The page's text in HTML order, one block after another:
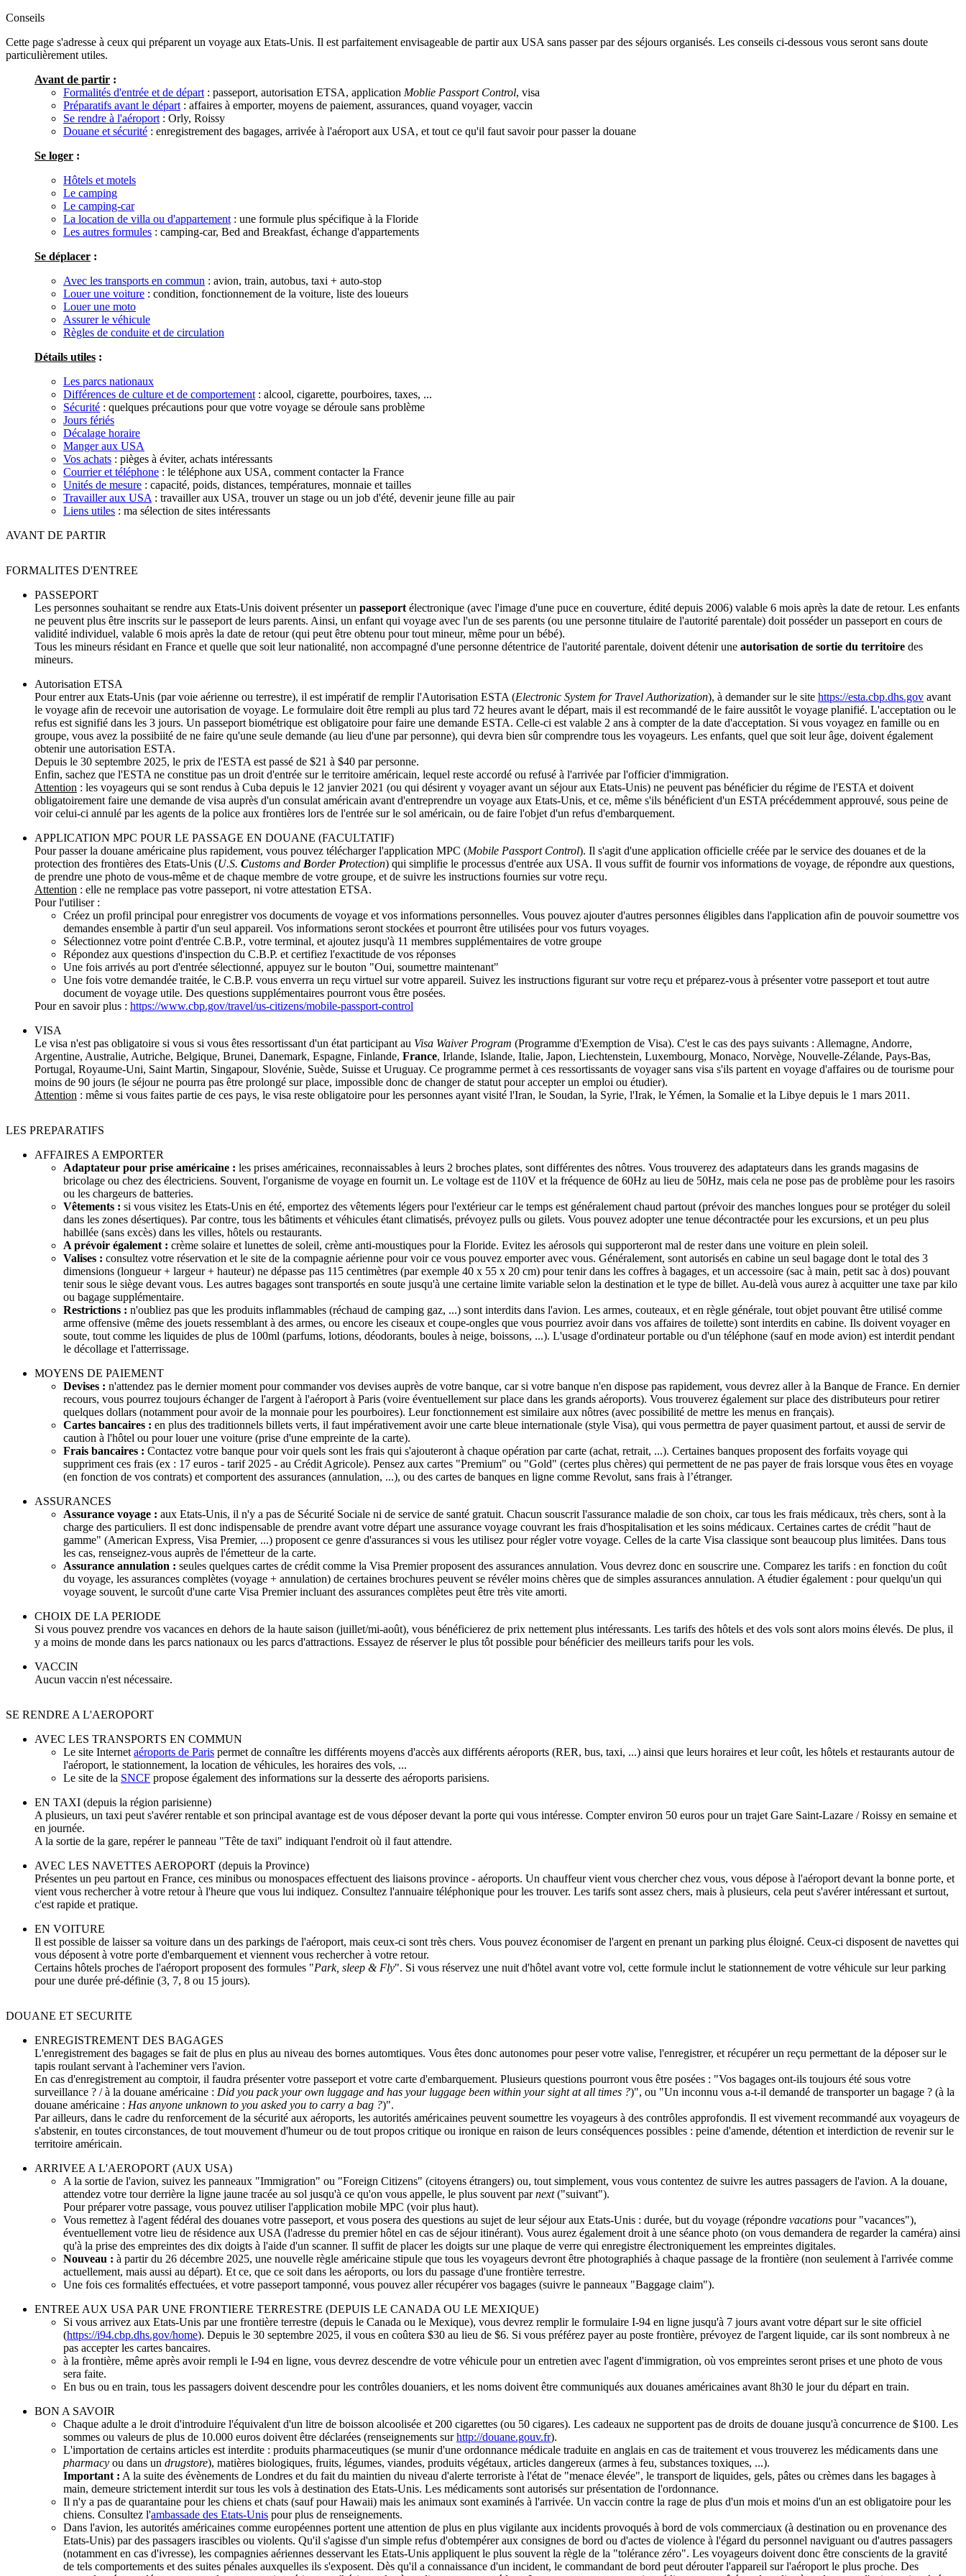
Conseils
Cette page s'adresse à ceux qui préparent un voyage aux Etats-Unis. Il est parfaitement envisageable de partir aux USA sans passer par des séjours organisés. Les conseils ci-dessous vous seront sans doute
particulièrement utiles.
Avant de partir :
Formalités d'entrée et de départ : passeport, autorisation ETSA, application Moblie Passport Control, visa
Préparatifs avant le départ : affaires à emporter, moyens de paiement, assurances, quand voyager, vaccin
Se rendre à l'aéroport : Orly, Roissy
Douane et sécurité : enregistrement des bagages, arrivée à l'aéroport aux USA, et tout ce qu'il faut savoir pour passer la douane
Se loger :
Hôtels et motels
Le camping
Le camping-car
La location de villa ou d'appartement : une formule plus spécifique à la Floride
Les autres formules : camping-car, Bed and Breakfast, échange d'appartements
Se déplacer :
Avec les transports en commun : avion, train, autobus, taxi + auto-stop
Louer une voiture : condition, fonctionnement de la voiture, liste des loueurs
Louer une moto
Assurer le véhicule
Règles de conduite et de circulation
Détails utiles :
Les parcs nationaux
Différences de culture et de comportement : alcool, cigarette, pourboires, taxes, ...
Sécurité : quelques précautions pour que votre voyage se déroule sans problème
Jours fériés
Décalage horaire
Manger aux USA
Vos achats : pièges à éviter, achats intéressants
Courrier et téléphone : le téléphone aux USA, comment contacter la France
Unités de mesure : capacité, poids, distances, températures, monnaie et tailles
Travailler aux USA : travailler aux USA, trouver un stage ou un job d'été, devenir jeune fille au pair
Liens utiles : ma sélection de sites intéressants
AVANT DE PARTIR
FORMALITES D'ENTREE
PASSEPORT
Les personnes souhaitant se rendre aux Etats-Unis doivent présenter un passeport électronique (avec l'image d'une puce en couverture, édité depuis 2006) valable 6 mois après la date de retour. Les enfants
ne peuvent plus être inscrits sur le passeport de leurs parents. Ainsi, un enfant qui voyage avec l'un de ses parents (ou une personne titulaire de l'autorité parentale) doit posséder un passeport en cours de
validité individuel, valable 6 mois après la date de retour (qui peut être obtenu pour tout mineur, même pour un bébé).
Tous les mineurs résidant en France et quelle que soit leur nationalité, non accompagné d'une personne détentrice de l'autorité parentale, doivent détenir une autorisation de sortie du territoire des
mineurs.
Autorisation ETSA
Pour entrer aux Etats-Unis (par voie aérienne ou terrestre), il est impératif de remplir l'Autorisation ESTA (Electronic System for Travel Authorization), à demander sur le site https://esta.cbp.dhs.gov avant
le voyage afin de recevoir une autorisation de voyage. Le formulaire doit être rempli au plus tard 72 heures avant le départ, mais il est recommandé de le faire aussitôt le voyage planifié. L'acceptation ou le
refus est signifié dans les 3 jours. Un passeport biométrique est obligatoire pour faire une demande ESTA. Celle-ci est valable 2 ans à compter de la date d'acceptation. Si vous voyagez en famille ou en
groupe, vous avez la possibiité de ne faire qu'une seule demande (au lieu d'une par personne), qui devra bien sûr comprendre tous les voyageurs. Les enfants, quel que soit leur âge, doivent également
obtenir une autorisation ESTA.
Depuis le 30 septembre 2025, le prix de l'ESTA est passé de $21 à $40 par personne.
Enfin, sachez que l'ESTA ne constitue pas un droit d'entrée sur le territoire américain, lequel reste accordé ou refusé à l'arrivée par l'officier d'immigration.
Attention : les voyageurs qui se sont rendus à Cuba depuis le 12 janvier 2021 (ou qui désirent y voyager avant un séjour aux Etats-Unis) ne peuvent pas bénéficier du régime de l'ESTA et doivent
obligatoirement faire une demande de visa auprès d'un consulat américain avant d'entreprendre un voyage aux Etats-Unis, et ce, même s'ils bénéficient d'un ESTA précédemment approuvé, sous peine de
voir celui-ci annulé par les agents de la police aux frontières lors de l'entrée sur le sol américain, ou de faire l'objet d'un refus d'embarquement.
APPLICATION MPC POUR LE PASSAGE EN DOUANE (FACULTATIF)
Pour passer la douane américaine plus rapidement, vous pouvez télécharger l'application MPC (Mobile Passport Control). Il s'agit d'une application officielle créée par le service des douanes et de la
protection des frontières des Etats-Unis (U.S. Customs and Border Protection) qui simplifie le processus d'entrée aux USA. Il vous suffit de fournir vos informations de voyage, de répondre aux questions,
de prendre une photo de vous-même et de chaque membre de votre groupe, et de suivre les instructions fournies sur votre reçu.
Attention : elle ne remplace pas votre passeport, ni votre attestation ETSA.
Pour l'utiliser :
Créez un profil principal pour enregistrer vos documents de voyage et vos informations personnelles. Vous pouvez ajouter d'autres personnes éligibles dans l'application afin de pouvoir soumettre vos
demandes ensemble à partir d'un seul appareil. Vos informations seront stockées et pourront être utilisées pour vos futurs voyages.
Sélectionnez votre point d'entrée C.B.P., votre terminal, et ajoutez jusqu'à 11 membres supplémentaires de votre groupe
Répondez aux questions d'inspection du C.B.P. et certifiez l'exactitude de vos réponses
Une fois arrivés au port d'entrée sélectionné, appuyez sur le bouton "Oui, soumettre maintenant"
Une fois votre demandée traitée, le C.B.P. vous enverra un reçu virtuel sur votre appareil. Suivez les instructions figurant sur votre reçu et préparez-vous à présenter votre passeport et tout autre
document de voyage utile. Des questions supplémentaires pourront vous être posées.
Pour en savoir plus : https://www.cbp.gov/travel/us-citizens/mobile-passport-control
VISA
Le visa n'est pas obligatoire si vous si vous êtes ressortissant d'un état participant au Visa Waiver Program (Programme d'Exemption de Visa). C'est le cas des pays suivants : Allemagne, Andorre,
Argentine, Australie, Autriche, Belgique, Brunei, Danemark, Espagne, Finlande, France, Irlande, Islande, Italie, Japon, Liechtenstein, Luxembourg, Monaco, Norvège, Nouvelle-Zélande, Pays-Bas,
Portugal, Royaume-Uni, Saint Martin, Singapour, Slovénie, Suède, Suisse et Uruguay. Ce programme permet à ces ressortissants de voyager sans visa s'ils partent en voyage d'affaires ou de tourisme pour
moins de 90 jours (le séjour ne pourra pas être prolongé sur place, impossible donc de changer de statut pour accepter un emploi ou étudier).
Attention : même si vous faites partie de ces pays, le visa reste obligatoire pour les personnes ayant visité l'Iran, le Soudan, la Syrie, l'Irak, le Yémen, la Somalie et la Libye depuis le 1 mars 2011.
LES PREPARATIFS
AFFAIRES A EMPORTER
Adaptateur pour prise américaine : les prises américaines, reconnaissables à leurs 2 broches plates, sont différentes des nôtres. Vous trouverez des adaptateurs dans les grands magasins de
bricolage ou chez des électriciens. Souvent, l'organisme de voyage en fournit un. Le voltage est de 110V et la fréquence de 60Hz au lieu de 50Hz, mais cela ne pose pas de problème pour les rasoirs
ou les chargeurs de batteries.
Vêtements : si vous visitez les Etats-Unis en été, emportez des vêtements légers pour l'extérieur car le temps est généralement chaud partout (prévoir des manches longues pour se protéger du soleil
dans les zones désertiques). Par contre, tous les bâtiments et véhicules étant climatisés, prévoyez pulls ou gilets. Vous pouvez adopter une tenue décontractée pour les excursions, et un peu plus
habillée (sans excès) dans les villes, hôtels ou restaurants.
A prévoir également : crème solaire et lunettes de soleil, crème anti-moustiques pour la Floride. Evitez les aérosols qui supporteront mal de rester dans une voiture en plein soleil.
Valises : consultez votre réservation et le site de la compagnie aérienne pour voir ce vous pouvez emporter avec vous. Généralement, sont autorisés en cabine un seul bagage dont le total des 3
dimensions (longueur + largeur + hauteur) ne dépasse pas 115 centimètres (par exemple 40 x 55 x 20 cm) pour tenir dans les coffres à bagages, et un accessoire (sac à main, petit sac à dos) pouvant
tenir sous le siège devant vous. Les autres bagages sont transportés en soute jusqu'à une certaine limite variable selon la destination et le type de billet. Au-delà vous aurez à acquitter une taxe par kilo
ou bagage supplémentaire.
Restrictions : n'oubliez pas que les produits inflammables (réchaud de camping gaz, ...) sont interdits dans l'avion. Les armes, couteaux, et en règle générale, tout objet pouvant être utilisé comme
arme offensive (même des jouets ressemblant à des armes, ou encore les ciseaux et coupe-ongles que vous pourriez avoir dans vos affaires de toilette) sont interdits en cabine. Ils doivent voyager en
soute, tout comme les liquides de plus de 100ml (parfums, lotions, déodorants, boules à neige, boissons, ...). L'usage d'ordinateur portable ou d'un téléphone (sauf en mode avion) est interdit pendant
le décollage et l'atterrissage.
MOYENS DE PAIEMENT
Devises : n'attendez pas le dernier moment pour commander vos devises auprès de votre banque, car si votre banque n'en dispose pas rapidement, vous devrez aller à la Banque de France. En dernier
recours, vous pourrez toujours échanger de l'argent à l'aéroport à Paris (voire éventuellement sur place dans les grands aéroports). Vous trouverez également sur place des distributeurs pour retirer
quelques dollars (notamment pour avoir de la monnaie pour les pourboires). Leur fonctionnement est similaire aux nôtres (avec possibilité de mettre les menus en français).
Cartes bancaires : en plus des traditionnels billets verts, il faut impérativement avoir une carte bleue internationale (style Visa), qui vous permettra de payer quasiment partout, et aussi de servir de
caution à l'hôtel ou pour louer une voiture (prise d'une empreinte de la carte).
Frais bancaires : Contactez votre banque pour voir quels sont les frais qui s'ajouteront à chaque opération par carte (achat, retrait, ...). Certaines banques proposent des forfaits voyage qui
suppriment ces frais (ex : 17 euros - tarif 2025 - au Crédit Agricole). Pensez aux cartes "Premium" ou "Gold" (certes plus chères) qui permettent de ne pas payer de frais lorsque vous êtes en voyage
(en fonction de vos contrats) et comportent des assurances (annulation, ...), ou des cartes de banques en ligne comme Revolut, sans frais à l’étranger.
ASSURANCES
Assurance voyage : aux Etats-Unis, il n'y a pas de Sécurité Sociale ni de service de santé gratuit. Chacun souscrit l'assurance maladie de son choix, car tous les frais médicaux, très chers, sont à la
charge des particuliers. Il est donc indispensable de prendre avant votre départ une assurance voyage couvrant les frais d'hospitalisation et les soins médicaux. Certaines cartes de crédit "haut de
gamme" (American Express, Visa Premier, ...) proposent ce genre d'assurances si vous les utilisez pour régler votre voyage. Celles de la carte Visa classique sont beaucoup plus limitées. Dans tous
les cas, renseignez-vous auprès de l'émetteur de la carte.
Assurance annulation : seules quelques cartes de crédit comme la Visa Premier proposent des assurances annulation. Vous devrez donc en souscrire une. Comparez les tarifs : en fonction du coût
du voyage, les assurances complètes (voyage + annulation) de certaines brochures peuvent se révéler moins chères que de simples assurances annulation. A étudier également : pour quelqu'un qui
voyage souvent, le surcoût d'une carte Visa Premier incluant des assurances complètes peut être très vite amorti.
CHOIX DE LA PERIODE
Si vous pouvez prendre vos vacances en dehors de la haute saison (juillet/mi-août), vous bénéficierez de prix nettement plus intéressants. Les tarifs des hôtels et des vols sont alors moins élevés. De plus, il
y a moins de monde dans les parcs nationaux ou les parcs d'attractions. Essayez de réserver le plus tôt possible pour bénéficier des meilleurs tarifs pour les vols.
VACCIN
Aucun vaccin n'est nécessaire.
SE RENDRE A L'AEROPORT
AVEC LES TRANSPORTS EN COMMUN
Le site Internet aéroports de Paris permet de connaître les différents moyens d'accès aux différents aéroports (RER, bus, taxi, ...) ainsi que leurs horaires et leur coût, les hôtels et restaurants autour de
l'aéroport, le stationnement, la location de véhicules, les horaires des vols, ...
Le site de la SNCF propose également des informations sur la desserte des aéroports parisiens.
EN TAXI (depuis la région parisienne)
A plusieurs, un taxi peut s'avérer rentable et son principal avantage est de vous déposer devant la porte qui vous intéresse. Compter environ 50 euros pour un trajet Gare Saint-Lazare / Roissy en semaine et
en journée.
A la sortie de la gare, repérer le panneau "Tête de taxi" indiquant l'endroit où il faut attendre.
AVEC LES NAVETTES AEROPORT (depuis la Province)
Présentes un peu partout en France, ces minibus ou monospaces effectuent des liaisons province - aéroports. Un chauffeur vient vous chercher chez vous, vous dépose à l'aéroport devant la bonne porte, et
vient vous rechercher à votre retour à l'heure que vous lui indiquez. Consultez l'annuaire téléphonique pour les trouver. Les tarifs sont assez chers, mais à plusieurs, cela peut s'avérer intéressant et surtout,
c'est rapide et pratique.
EN VOITURE
Il est possible de laisser sa voiture dans un des parkings de l'aéroport, mais ceux-ci sont très chers. Vous pouvez économiser de l'argent en prenant un parking plus éloigné. Ceux-ci disposent de navettes qui
vous déposent à votre porte d'embarquement et viennent vous rechercher à votre retour.
Certains hôtels proches de l'aéroport proposent des formules "Park, sleep & Fly". Si vous réservez une nuit d'hôtel avant votre vol, cette formule inclut le stationnement de votre véhicule sur leur parking
pour une durée pré-définie (3, 7, 8 ou 15 jours).
DOUANE ET SECURITE
ENREGISTREMENT DES BAGAGES
L'enregistrement des bagages se fait de plus en plus au niveau des bornes automtiques. Vous êtes donc autonomes pour peser votre valise, l'enregistrer, et récupérer un reçu permettant de la déposer sur le
tapis roulant servant à l'acheminer vers l'avion.
En cas d'enregistrement au comptoir, il faudra présenter votre passeport et votre carte d'embarquement. Plusieurs questions pourront vous être posées : "Vos bagages ont-ils toujours été sous votre
surveillance ? / à la douane américaine : Did you pack your own luggage and has your luggage been within your sight at all times ?)", ou "Un inconnu vous a-t-il demandé de transporter un bagage ? (à la
douane américaine : Has anyone unknown to you asked you to carry a bag ?)".
Par ailleurs, dans le cadre du renforcement de la sécurité aux aéroports, les autorités américaines peuvent soumettre les voyageurs à des contrôles approfondis. Il est vivement recommandé aux voyageurs de
s'abstenir, en toutes circonstances, de tout mouvement d'humeur ou de tout propos critique ou ironique en raison de leurs conséquences possibles : peine d'amende, détention et interdiction de revenir sur le
territoire américain.
ARRIVEE A L'AEROPORT (AUX USA)
A la sortie de l'avion, suivez les panneaux "Immigration" ou "Foreign Citizens" (citoyens étrangers) ou, tout simplement, vous vous contentez de suivre les autres passagers de l'avion. A la douane,
attendez votre tour derrière la ligne jaune tracée au sol jusqu'à ce qu'on vous appelle, le plus souvent parnext("suivant").
Pour préparer votre passage, vous pouvez utiliser l'application mobile MPC (voir plus haut).
Vous remettez à l'agent fédéral des douanes votre passeport, et vous posera des questions au sujet de leur séjour aux Etats-Unis : durée, but du voyage (répondre vacations pour "vacances"),
éventuellement votre lieu de résidence aux USA (l'adresse du premier hôtel en cas de séjour itinérant). Vous aurez également droit à une séance photo (on vous demandera de regarder la caméra) ainsi
qu'à la prise des empreintes des dix doigts à l'aide d'un scanner. Il suffit de placer les doigts sur une plaque de verre qui enregistre électroniquement les empreintes digitales.
Nouveau : à partir du 26 décembre 2025, une nouvelle règle américaine stipule que tous les voyageurs devront être photographiés à chaque passage de la frontière (non seulement à l'arrivée comme
actuellement, mais aussi au départ). Et ce, que ce soit dans les aéroports, ou lors du passage d'une frontière terrestre.
Une fois ces formalités effectuées, et votre passeport tamponné, vous pouvez aller récupérer vos bagages (suivre le panneaux "Baggage claim").
ENTREE AUX USA PAR UNE FRONTIERE TERRESTRE (DEPUIS LE CANADA OU LE MEXIQUE)
Si vous arrivez aux Etats-Unis par une frontière terrestre (depuis le Canada ou le Mexique), vous devrez remplir le formulaire I-94 en ligne jusqu'à 7 jours avant votre départ sur le site officiel
(https://i94.cbp.dhs.gov/home). Depuis le 30 septembre 2025, il vous en coûtera $30 au lieu de $6. Si vous préférez payer au poste frontière, prévoyez de l'argent liquide, car ils sont nombreux à ne
pas accepter les cartes bancaires.
à la frontière, même après avoir rempli le I-94 en ligne, vous devrez descendre de votre véhicule pour un entretien avec l'agent d'immigration, où vos empreintes seront prises et une photo de vous
sera faite.
En bus ou en train, tous les passagers doivent descendre pour les contrôles douaniers, et les noms doivent être communiqués aux douanes américaines avant 8h30 le jour du départ en train.
BON A SAVOIR
Chaque adulte a le droit d'introduire l'équivalent d'un litre de boisson alcoolisée et 200 cigarettes (ou 50 cigares). Les cadeaux ne supportent pas de droits de douane jusqu'à concurrence de $100. Les
sommes ou valeurs de plus de 10.000 euros doivent être déclarées (renseignements surhttp://douane.gouv.fr).
L'importation de certains articles est interdite : produits pharmaceutiques (se munir d'une ordonnance médicale traduite en anglais en cas de traitement et vous trouverez les médicaments dans une
pharmacy ou dans un drugstore), matières biologiques, fruits, légumes, viandes, produits végétaux, articles dangereux (armes à feu, substances toxiques, ...).
Important : A la suite des évènements de Londres et du fait du maintien du niveau d'alerte terroriste à l'état de "menace élevée", le transport de liquides, gels, pâtes ou crèmes dans les bagages à
main, demeure strictement interdit sur tous les vols à destination des Etats-Unis. Les médicaments sont autorisés sur présentation de l'ordonnance.
Il n'y a pas de quarantaine pour les chiens et chats (sauf pour Hawaii) mais les animaux sont examinés à l'arrivée. Un vaccin contre la rage de plus d'un mois et moins d'un an est obligatoire pour les
chiens. Consultez l'ambassade des Etats-Unis pour plus de renseignements.
Dans l'avion, les autorités américaines comme européennes portent une attention de plus en plus vigilante aux incidents provoqués à bord de vols commerciaux (à destination ou en provenance des
Etats-Unis) par des passagers irascibles ou violents. Qu'il s'agisse d'un simple refus d'obtempérer aux consignes de bord ou d'actes de violence à l'égard du personnel naviguant ou d'autres passagers
(notamment en cas d'ivresse), les compagnies aériennes desservant les Etats-Unis appliquent le plus souvent la règle de la "tolérance zéro". Les voyageurs doivent donc être conscients de la gravité
de tels comportements et des suites pénales auxquelles ils s'exposent. Dès qu'il a connaissance d'un incident, le commandant de bord peut dérouter l'appareil sur l'aéroport le plus proche. Des